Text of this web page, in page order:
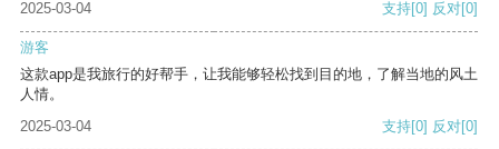
2025-03-04 支持[0] 反对[0]
游客
这款app是我旅行的好帮手，让我能够轻松找到目的地，了解当地的风土
人情。
2025-03-04
支持[0] 反对[0]